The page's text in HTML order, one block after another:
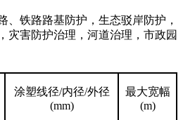
、铁路路基防护，生态驳岸防护，
灾害防护治理，河道治理，市政园
涂塑线径/内径/外径
(mm)
最大宽幅
(m)